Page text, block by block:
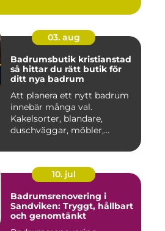
03. aug
Badrumsbutik kristianstad
så hittar du rätt butik för
ditt nya badrum
Att planera ett nytt badrum
innebär många val.
Kakelsorter, blandare,
duschväggar, möbler,
10. jul
Badrumsrenovering i
Sandviken: Tryggt, hållbart
och genomtänkt